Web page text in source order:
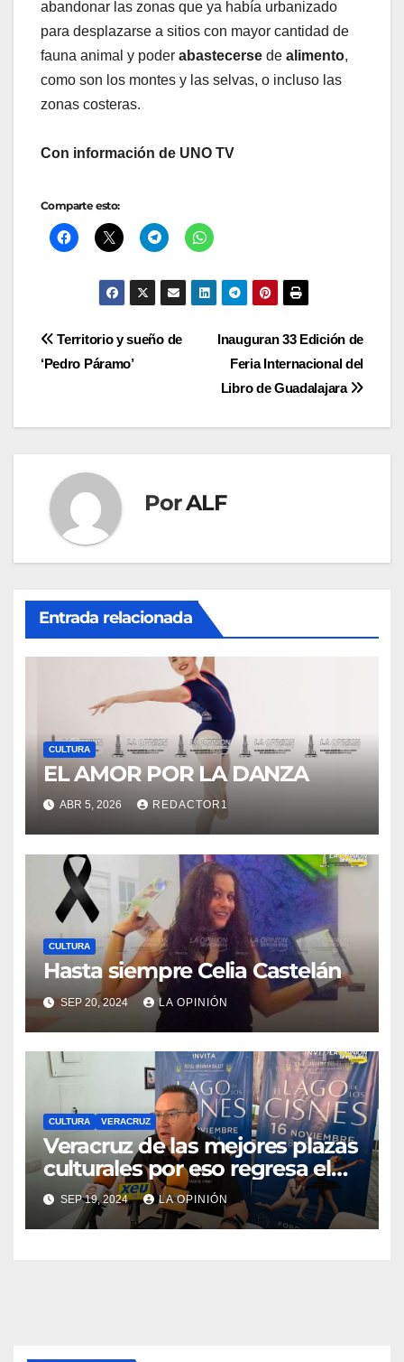
abandonar las zonas que ya había urbanizado
para desplazarse a sitios con mayor cantidad de
fauna animal y poder abastecerse de alimento,
como son los montes y las selvas, o incluso las
zonas costeras.
Con información de UNO TV
Comparte esto:
Navegación
entradas
Inauguran 33 Edición de
Feria Internacional del
Libro de Guadalajara
Territorio y sueño de
‘Pedro Páramo’
PorALF
Entrada relacionada
CULTURA
EL AMOR POR LA DANZA
ABR 5, 2026 REDACTOR1
CULTURA
Hasta siempre Celia Castelán
SEP 20, 2024 LA OPINIÓN
CULTURA VERACRUZ
Veracruz de las mejores plazas
culturales por eso regresa el
Lago de los Cisnes del ballet
ucraniano
SEP 19, 2024 LA OPINIÓN